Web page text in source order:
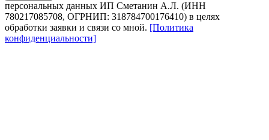
персональных данных ИП Сметанин А.Л. (ИНН
780217085708, ОГРНИП: 318784700176410) в целях
обработки заявки и связи со мной. [Политика
конфиденциальности]